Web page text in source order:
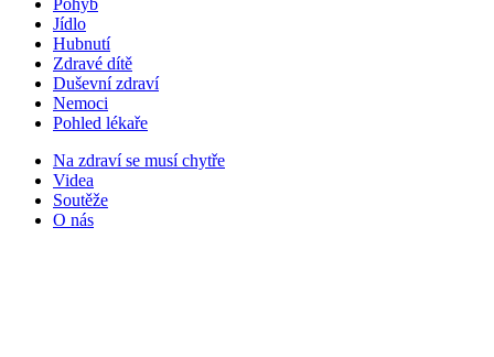
Pohyb
Jídlo
Hubnutí
Zdravé dítě
Duševní zdraví
Nemoci
Pohled lékaře
Na zdraví se musí chytře
Videa
Soutěže
O nás